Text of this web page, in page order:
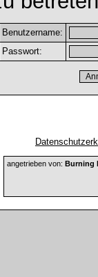
Benutzername:
Passwort:
angetrieben von: Burning